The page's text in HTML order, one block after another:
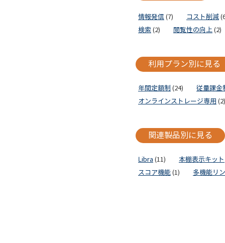
情報発信 (7) コスト削減
検索 (2) 閲覧性の向上 (2)
利用プラン別に見る
年間定額制 (24)
従量課金
オンラインストレージ専用 (2)
関連製品別に見る
Libra (11) 本棚表示キット
スコア機能 (1) 多機能リ